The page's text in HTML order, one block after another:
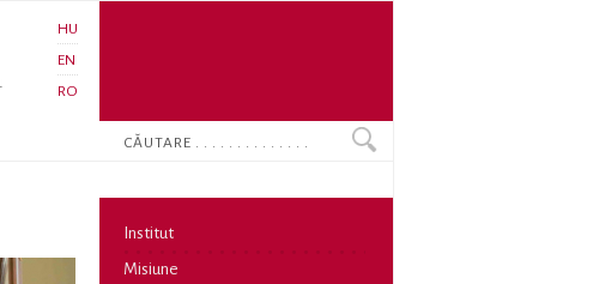
HU
EN
RO
Search
Institut
Misiune